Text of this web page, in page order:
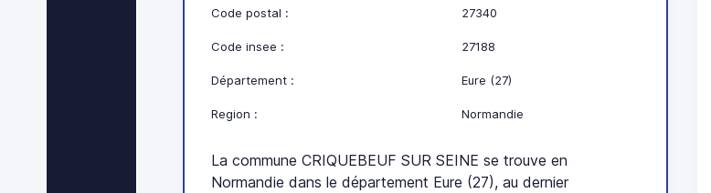
Code postal : 27340
Code insee : 27188
Département : Eure (27)
Region : Normandie
La commune CRIQUEBEUF SUR SEINE se trouve en
Normandie dans le département Eure (27), au dernier